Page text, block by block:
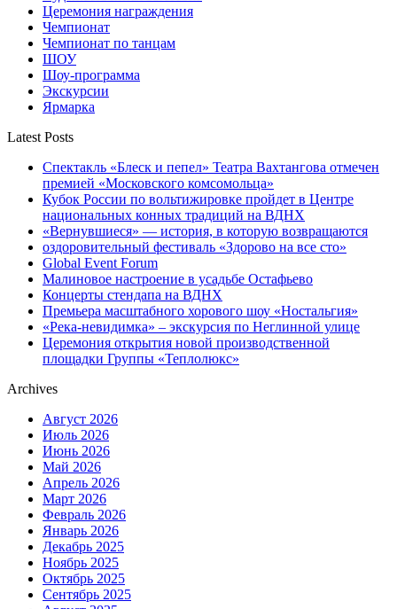
Церемония награждения
Чемпионат
Чемпионат по танцам
ШОУ
Шоу-программа
Экскурсии
Ярмарка
Latest Posts
Спектакль «Блеск и пепел» Театра Вахтангова отмечен
премией «Московского комсомольца»
Кубок России по вольтижировке пройдет в Центре
национальных конных традиций на ВДНХ
«Вернувшиеся» — история, в которую возвращаются
оздоровительный фестиваль «Здорово на все сто»
Global Event Forum
Малиновое настроение в усадьбе Остафьево
Концерты стендапа на ВДНХ
Премьера масштабного хорового шоу «Ностальгия»
«Река-невидимка» – экскурсия по Неглинной улице
Церемония открытия новой производственной
площадки Группы «Теплолюкс»
Archives
Август 2026
Июль 2026
Июнь 2026
Май 2026
Апрель 2026
Март 2026
Февраль 2026
Январь 2026
Декабрь 2025
Ноябрь 2025
Октябрь 2025
Сентябрь 2025